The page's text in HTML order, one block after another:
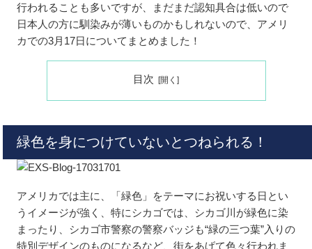
行われることも多いですが、まだまだ認知具合は低いので
日本人の方に馴染みが薄いものかもしれないので、アメリ
カでの3月17日についてまとめました！
目次
緑色を身につけていないとつねられる！
アメリカでは主に、「緑色」をテーマにお祝いする日とい
うイメージが強く、特にシカゴでは、シカゴ川が緑色に染
まったり、シカゴ市警察の警察バッジも“緑の三つ葉”入りの
特別デザインのものになるなど、街をあげて色々行われま